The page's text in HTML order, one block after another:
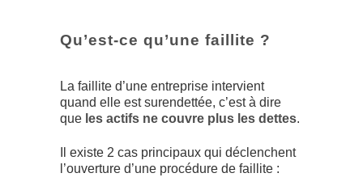
Qu’est-ce qu’une faillite ?
La faillite d’une entreprise intervient
quand elle est surendettée, c’est à dire
que les actifs ne couvre plus les dettes.
Il existe 2 cas principaux qui déclenchent
l’ouverture d’une procédure de faillite :